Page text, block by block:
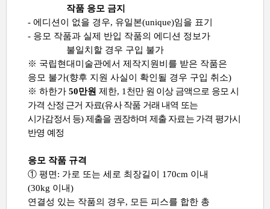
작품 응모 금지
- 에디션이 없을 경우, 유일본(unique)임을 표기
- 응모 작품과 실제 반입 작품의 에디션 정보가
불일치할 경우 구입 불가
※ 국립현대미술관에서 제작지원비를 받은 작품은
응모 불가(향후 지원 사실이 확인될 경우 구입 취소)
※ 하한가 50만원 제한, 1 천만 원 이상 금액으로 응모 시
가격 산정 근거 자료(유사 작품 거래 내역 또는
시가감정서 등)제출을 권장하며 제출 자료는 가격 평가시
반영 예정
응모 작품 규격
① 평면 : 가로 또는 세로 최장길이 170cm 이내
(30kg 이내)
연결성 있는 작품의 경우, 모든 피스를 합한 총